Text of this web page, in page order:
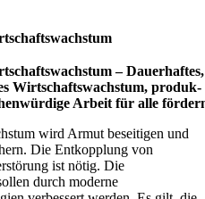
– Dau­e­r­haf­tes,
Wirt­schafts­wachs­tum, pro­duk­
Arbeit für alle
wird Armut beseitigen und
Die Entkopplung von
ist nötig. Die
durch moderne